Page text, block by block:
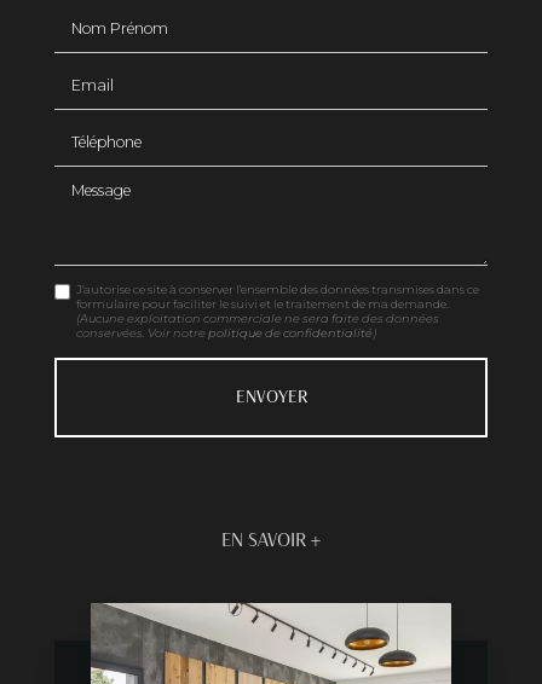
Message
J'autorise ce site à conserver l'ensemble des données transmises dans ce
formulaire pour faciliter le suivi et le traitement de ma demande.
(Aucune exploitation commerciale ne sera faite des données
conservées. Voir notre politique de confidentialité)
EN SAVOIR +